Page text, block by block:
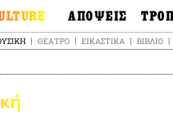
ΑΠΟΨΕΙΣ
Ιδέες
Οπτική Γωνία
Μόδα
Υγεία
ΘΈΑΤΡΟ ΕΙΚΑΣΤΙΚΆ ΒΙΒΛΊΟ